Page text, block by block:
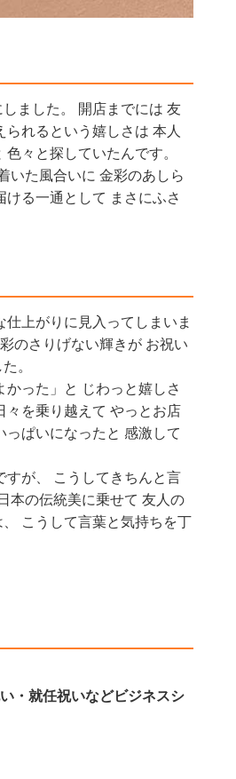
ました。 開店までには 友
れるという嬉しさは 本人
々と探していたんです。
いた風合いに 金彩のあしら
る一通として まさにふさ
上がりに見入ってしまいま
のさりげない輝きが お祝い
。
った」と じわっと嬉しさ
々を乗り越えて やっとお店
ぱいになったと 感激して
すが、 こうしてきちんと言
本の伝統美に乗せて 友人の
こうして言葉と気持ちを丁
・就任祝いなどビジネスシ